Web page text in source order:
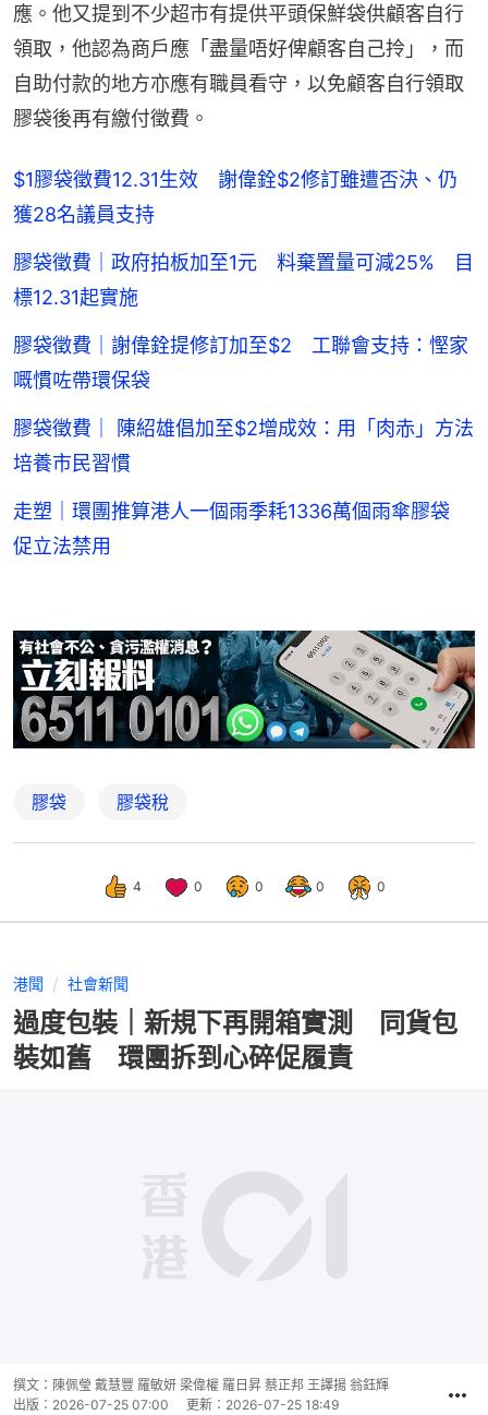
應。他又提到不少超市有提供平頭保鮮袋供顧客自行
領取，他認為商戶應「盡量唔好俾顧客自己拎」，而
自助付款的地方亦應有職員看守，以免顧客自行領取
膠袋後再有繳付徵費。
$1膠袋徵費12.31生效 謝偉銓$2修訂雖遭否決、仍
獲28名議員支持
膠袋徵費｜政府拍板加至1元 料棄置量可減25% 目
標12.31起實施
膠袋徵費｜謝偉銓提修訂加至$2 工聯會支持：慳家
嘅慣咗帶環保袋
膠袋徵費｜ 陳紹雄倡加至$2增成效：用「肉赤」方法
培養市民習慣
走塑｜環團推算港人一個雨季耗1336萬個雨傘膠袋
促立法禁用
膠袋 膠袋稅
4 0 0 0 0
港聞 社會新聞
過度包裝｜新規下再開箱實測 同貨包
裝如舊 環團拆到心碎促履責
撰文： 陳佩瑩 戴慧豐 羅敏妍 梁偉權 羅日昇 蔡正邦 王譯揚 翁鈺輝
出版： 2026-07-25 07:00 更新： 2026-07-25 18:49